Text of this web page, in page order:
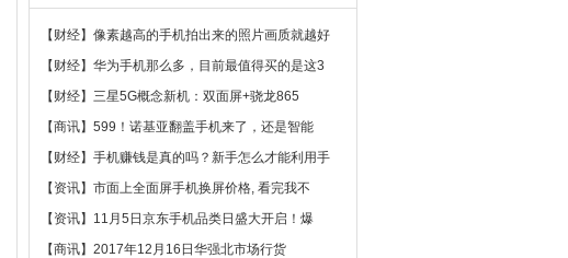
【财经】 像素越高的手机拍出来的照片画质就越好
【财经】 华为手机那么多，目前最值得买的是这3
【财经】 三星5G概念新机：双面屏+骁龙865
【商讯】 599！诺基亚翻盖手机来了，还是智能
【财经】 手机赚钱是真的吗？新手怎么才能利用手
【资讯】 市面上全面屏手机换屏价格, 看完我不
【资讯】 11月5日京东手机品类日盛大开启！爆
【商讯】 2017年12月16日华强北市场行货